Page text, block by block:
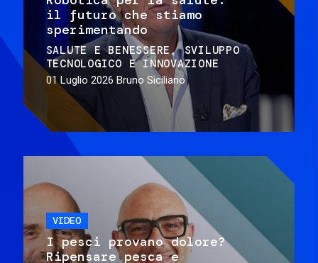
il futuro che stiamo
sperimentando
SALUTE E BENESSERE
SVILUPPO
TECNOLOGICO E INNOVAZIONE
01 Luglio 2026 Bruno Siciliano
VIDEO
I pesci provano dolore?
Ripensare pesca e